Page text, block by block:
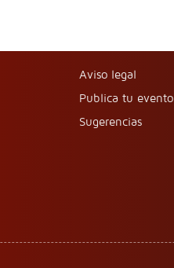
Aviso legal
Publica tu evento
Sugerencias